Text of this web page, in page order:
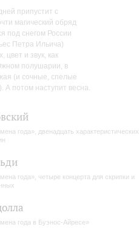
припустит с
магический обряд
под снегом России
Петра Ильича)
и звук, как
полушарии, в
(и сочные, спелые
А потом наступит весна.
года», двенадцать характеристических
года», четыре концерта для скрипки и
года в Буэнос-Айресе»